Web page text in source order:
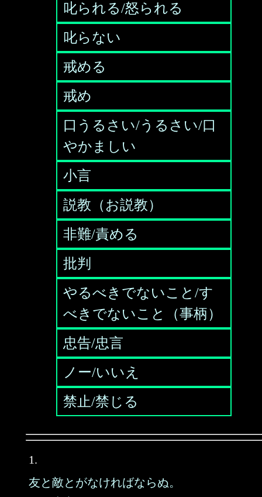
叱られる/怒られる
叱らない
戒める
戒め
口うるさい/うるさい/口
やかましい
小言
説教（お説教）
非難/責める
批判
やるべきでないこと/す
べきでないこと（事柄）
忠告/忠言
ノー/いいえ
禁止/禁じる
1.
友と敵とがなければならぬ。